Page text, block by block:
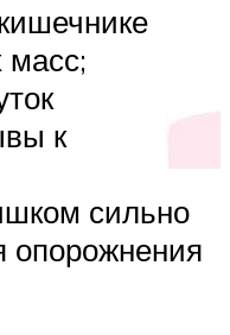
масс;
к
сильно
опорожнения